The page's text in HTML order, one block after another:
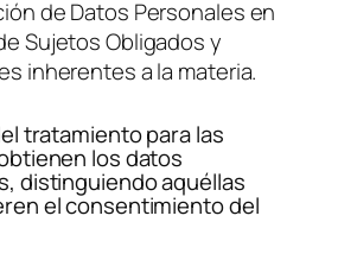
de Datos Personales en
Sujetos Obligados y
inherentes a la materia.
tratamiento para las
los datos
distinguiendo aquéllas
el consentimiento del